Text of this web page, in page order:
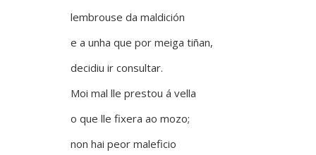
lembrouse da maldición
e a unha que por meiga tiñan,
decidiu ir consultar.
Moi mal lle prestou á vella
o que lle fixera ao mozo;
non hai peor maleficio